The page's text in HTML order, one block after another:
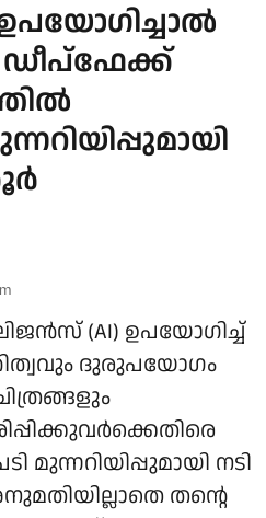
ഡീപ്‌ഫേക്ക്
(AI) ഉപയോഗിച്ച്
ദുരുപയോഗം
മുന്നറിയിപ്പുമായി നടി
തന്റെ